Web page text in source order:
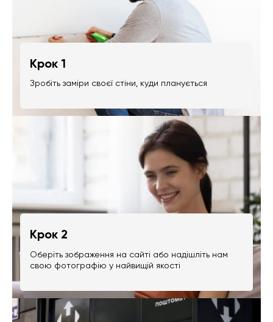
Крок 1
Зробіть заміри своєї стіни, куди планується
Крок 2
Оберіть зображення на сайті або надішліть нам
свою фотографію у найвищій якості